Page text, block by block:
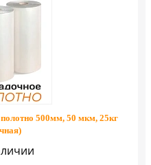
500мм, 50 мкм, 25кг